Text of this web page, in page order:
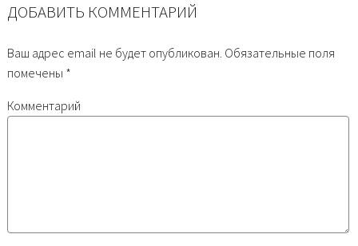
ДОБАВИТЬ КОММЕНТАРИЙ
Ваш адрес email не будет опубликован. Обязательные поля
помечены *
Комментарий